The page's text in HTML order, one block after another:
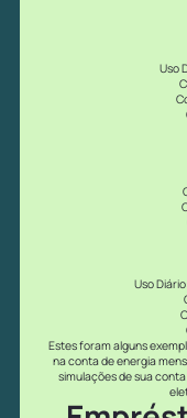
Uso
Uso
Estes foram alguns
na conta de energia
simulações de sua